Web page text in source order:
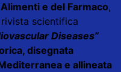
e del Farmaco,
scientifica
Diseases”
disegnata
e allineata